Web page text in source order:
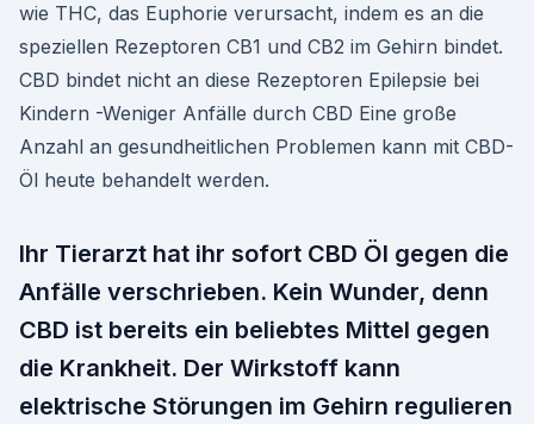
wie THC, das Euphorie verursacht, indem es an die
speziellen Rezeptoren CB1 und CB2 im Gehirn bindet.
CBD bindet nicht an diese Rezeptoren Epilepsie bei
Kindern -Weniger Anfälle durch CBD Eine große
Anzahl an gesundheitlichen Problemen kann mit CBD-
Öl heute behandelt werden.
Ihr Tierarzt hat ihr sofort CBD Öl gegen die
Anfälle verschrieben. Kein Wunder, denn
CBD ist bereits ein beliebtes Mittel gegen
die Krankheit. Der Wirkstoff kann
elektrische Störungen im Gehirn regulieren